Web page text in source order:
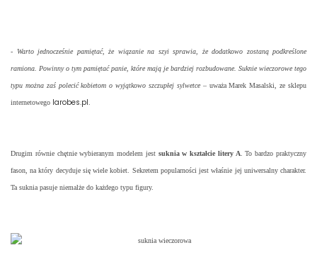
- Warto jednocześnie pamiętać, że wiązanie na szyi sprawia, że dodatkowo zostaną podkreślone
ramiona. Powinny o tym pamiętać panie, które mają je bardziej rozbudowane. Suknie wieczorowe tego
typu można zaś polecić kobietom o wyjątkowo szczupłej sylwetce– uważa Marek Masalski, ze sklepu
internetowego larobes.pl
Drugim równie chętnie wybieranym modelem jest suknia w kształcie litery A. To bardzo praktyczny
fason, na który decyduje się wiele kobiet. Sekretem popularności jest właśnie jej uniwersalny charakter.
Ta suknia pasuje niemalże do każdego typu figury.